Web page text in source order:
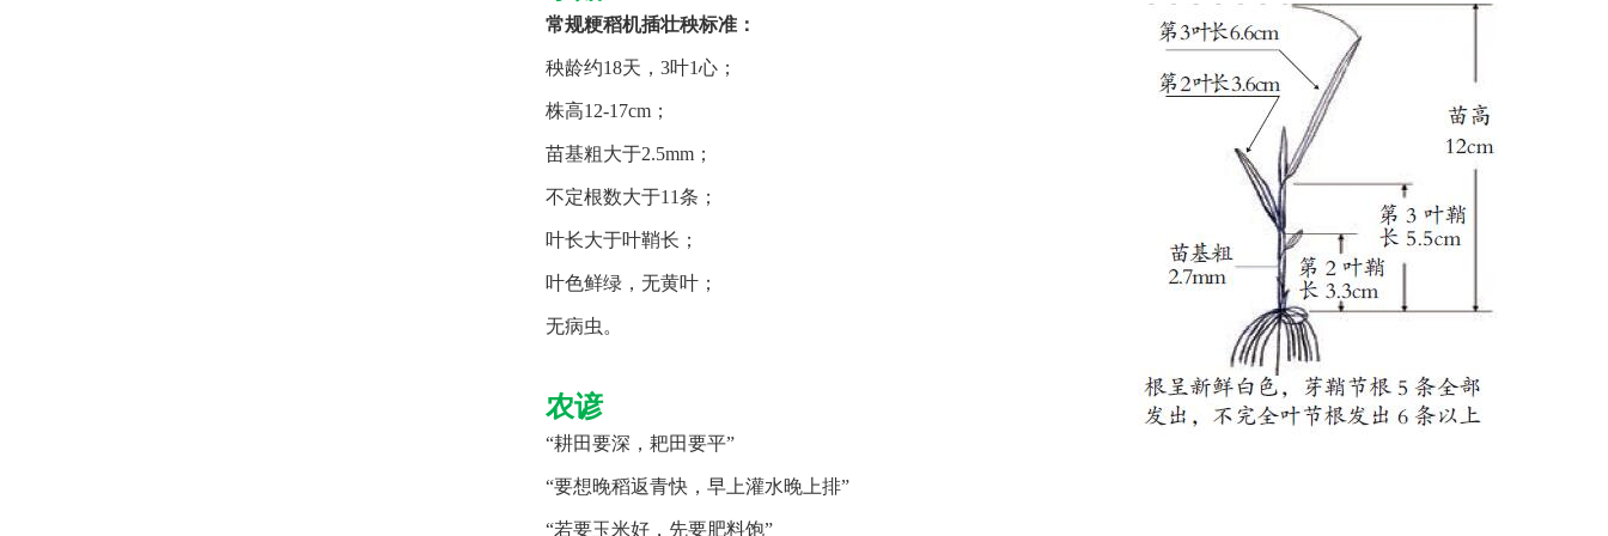
常规粳稻机插壮秧标准：
秧龄约18天，3叶1心；
株高12-17cm；
苗基粗大于2.5mm；
不定根数大于11条；
叶长大于叶鞘长；
叶色鲜绿，无黄叶；
无病虫。
农谚
“耕田要深，耙田要平”
“要想晚稻返青快，早上灌水晚上排”
“若要玉米好，先要肥料饱”